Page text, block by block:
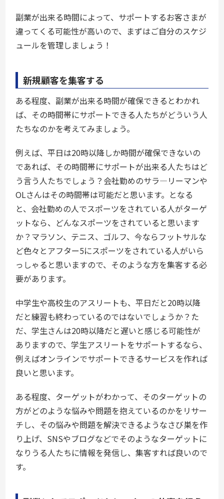
副業が出来る時間によって、サポートするお客さまが
違ってくる可能性が高いので、まずはご自分のスケジ
ュールを管理しましょう！
新規顧客を集客する
ある程度、副業が出来る時間が確保できるとわかれ
ば、その時間帯にサポートできる人たちがどういう人
たちなのかを考えてみましょう。
例えば、平日は20時以降しか時間が確保できないの
であれば、その時間帯にサポートが出来る人たちはど
う言う人たちでしょう？会社勤めのサラ―リーマンや
OLさんはその時間帯は可能だと思います。となる
と、会社勤めの人でスポーツをされている人がターゲ
ットなら、どんなスポーツをされていると思います
か？マラソン、テニス、ゴルフ、今ならフットサルな
ど色々とアフター5にスポーツをされている人がいら
っしゃると思いますので、そのような方を集客する必
要があります。
中学生や高校生のアスリートも、平日だと20時以降
だと練習も終わっているのではないでしょうか？た
だ、学生さんは20時以降だと遅いと感じる可能性が
ありますので、学生アスリートをサポートするなら、
例えばオンラインでサポートできるサービスを作れば
良いと思います。
ある程度、ターゲットがわかって、そのターゲットの
方がどのような悩みや問題を抱えているのかをリサー
チし、その悩みや問題を解決できるようなさび巣を作
り上げ、SNSやブログなどでそのようなターゲットに
なりうる人たちに情報を発信し、集客すれば良いので
す。